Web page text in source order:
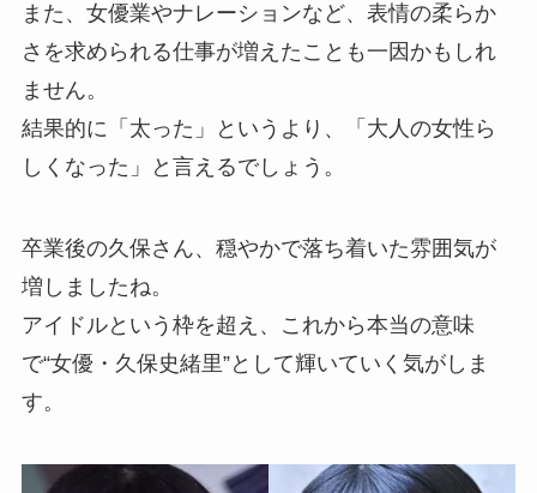
また、女優業やナレーションなど、表情の柔らか
さを求められる仕事が増えたことも一因かもしれ
ません。
結果的に「太った」というより、「大人の女性ら
しくなった」と言えるでしょう。
卒業後の久保さん、穏やかで落ち着いた雰囲気が
増しましたね。
アイドルという枠を超え、これから本当の意味
で“女優・久保史緒里”として輝いていく気がしま
す。